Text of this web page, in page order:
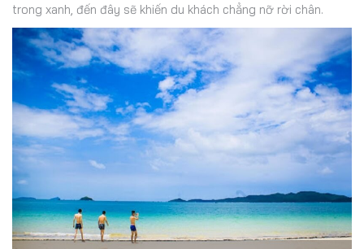
trong xanh, đến đây sẽ khiến du khách chẳng nỡ rời chân.